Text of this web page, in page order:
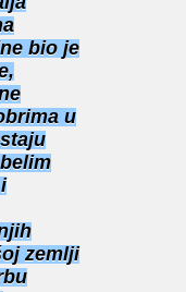
bio je
u
zemlji